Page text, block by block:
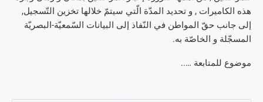
هذه الكاميرات , و تحديد المدّة الّتي سيتمّ خلالها تخزين التّسجيل,
إلى جانب حقّ المواطن في النّفاذ إلى البيانات السّمعيّة-البصريّة
المسجّلة و الخاصّة به.
موضوع للمتابعة …..